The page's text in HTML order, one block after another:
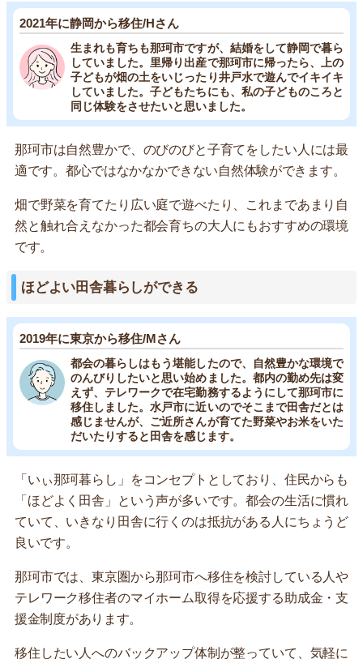
2021年に静岡から移住/Hさん
生まれも育ちも那珂市ですが、結婚をして静岡で暮ら
していました。里帰り出産で那珂市に帰ったら、上の
子どもが畑の土をいじったり井戸水で遊んでイキイキ
していました。子どもたちにも、私の子どものころと
同じ体験をさせたいと思いました。
那珂市は自然豊かで、のびのびと子育てをしたい人には最
適です。都心ではなかなかできない自然体験ができます。
畑で野菜を育てたり広い庭で遊べたり、これまであまり自
然と触れ合えなかった都会育ちの大人にもおすすめの環境
です。
ほどよい田舎暮らしができる
2019年に東京から移住/Mさん
都会の暮らしはもう堪能したので、自然豊かな環境で
のんびりしたいと思い始めました。都内の勤め先は変
えず、テレワークで在宅勤務するようにして那珂市に
移住しました。水戸市に近いのでそこまで田舎だとは
感じませんが、ご近所さんが育てた野菜やお米をいた
だいたりすると田舎を感じます。
「いぃ那珂暮らし」をコンセプトとしており、住民からも
「ほどよく田舎」という声が多いです。都会の生活に慣れ
ていて、いきなり田舎に行くのは抵抗がある人にちょうど
良いです。
那珂市では、東京圏から那珂市へ移住を検討している人や
テレワーク移住者のマイホーム取得を応援する助成金・支
援金制度があります。
移住したい人へのバックアップ体制が整っていて、気軽に